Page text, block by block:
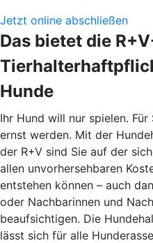
Jetzt online abschließen
Das bietet die
Hunde
Ihr Hund will nur spielen.
ernst werden. Mit der
der R+V sind Sie auf der
allen unvorhersehbaren
entstehen können – auch
oder Nachbarinnen und
beaufsichtigen. Die
lässt sich für alle